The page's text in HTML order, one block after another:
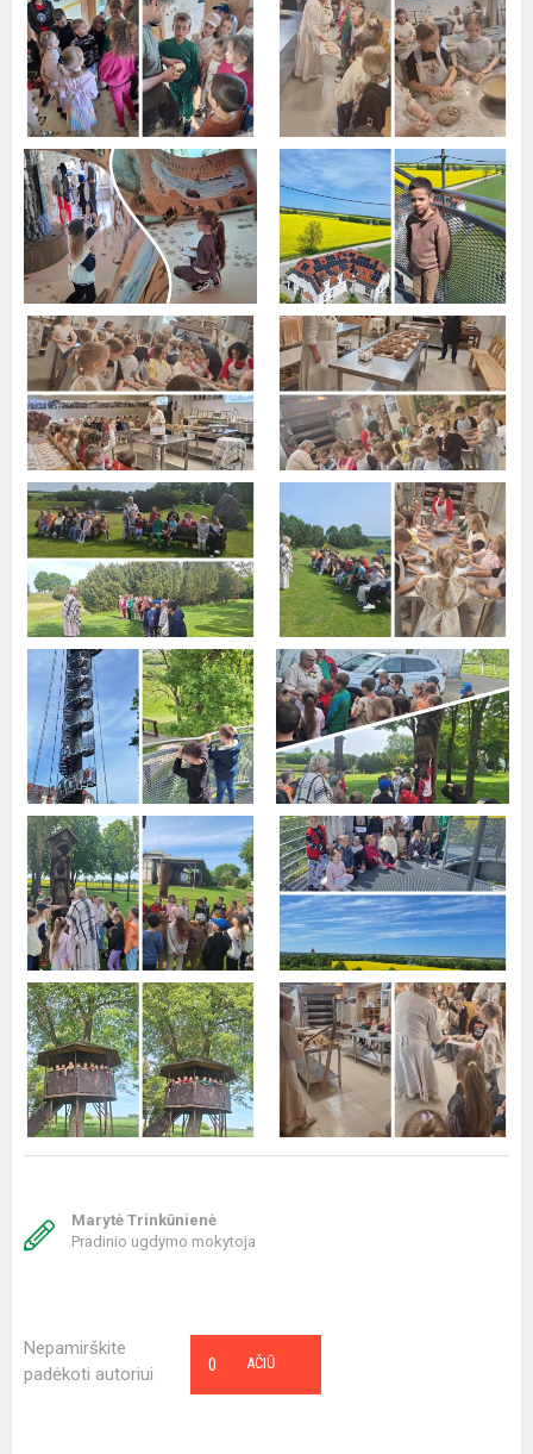
Marytė Trinkūnienė
Pradinio ugdymo mokytoja
Nepamirškite
padėkoti autoriui
AČIŪ
0